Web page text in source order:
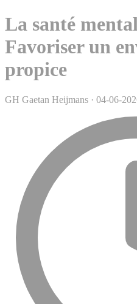
La santé
Favoriser un
propice
GH Gaetan Heijmans · 04-06-